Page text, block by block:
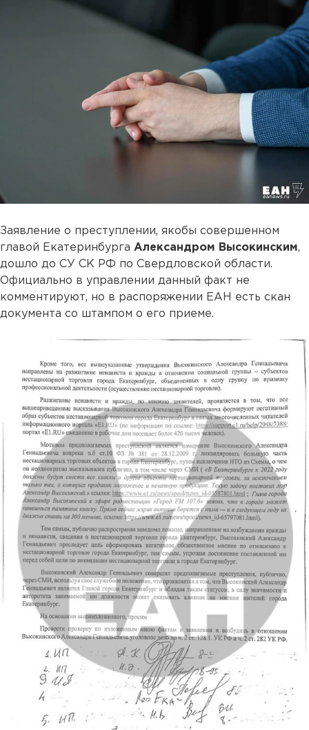
Заявление о преступлении, якобы совершенном
главой Екатеринбурга Александром Высокинским,
дошло до СУ СК РФ по Свердловской области.
Официально в управлении данный факт не
комментируют, но в распоряжении ЕАН есть скан
документа со штампом о его приеме.